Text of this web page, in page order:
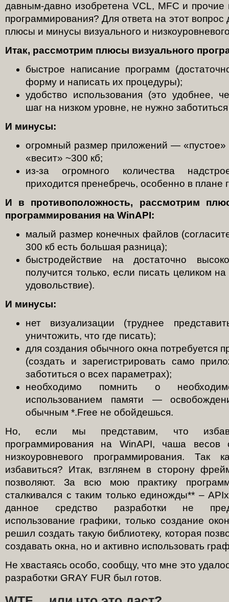
давным-давно изобретена VCL, MFC и прочие
программирования? Для ответа на этот
плюсы и минусы визуального и
Итак, рассмотрим плюсы визуального
быстрое написание программ
форму и написать их процедуры);
удобство использования (это удобнее,
шаг на низком уровне, не нужно
И минусы:
огромный размер приложений —
«весит» ~300 кб;
из-за огромного количества
приходится пренебречь, особенно в плане
И в противоположность, рассмотрим
программирования на WinAPI:
малый размер конечных файлов
300 кб есть большая разница);
быстродействие на достаточно
получится только, если писать целиком
удовольствие).
И минусы:
нет визуализации (труднее
уничтожить, что где писать);
для создания обычного окна потребуется
(создать и зарегистрировать само
заботиться о всех параметрах);
необходимо помнить о
использованием памяти —
обычным *.Free не обойдешься.
Но, если мы представим, что
программирования на WinAPI, чаша весов
низкоуровневого программирования.
избавиться? Итак, взглянем в сторону
позволяют. За всю мою практику
сталкивался с таким только единожды** –
данное средство разработки не
использование графики, только создание
решил создать такую библиотеку, которая
создавать окна, но и активно использовать
Не хвастаясь особо, сообщу, что мне это
разработки GRAY FUR был готов.